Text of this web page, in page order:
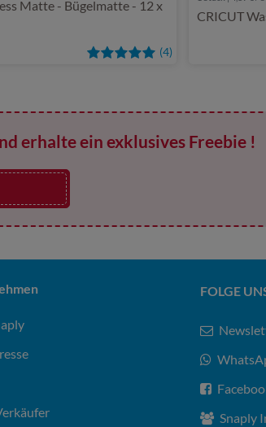
(4)
Matte - Bügelmatte - 12 x
CRICUT
erhalte ein exklusives Freebie !
FOLGE
Snaply